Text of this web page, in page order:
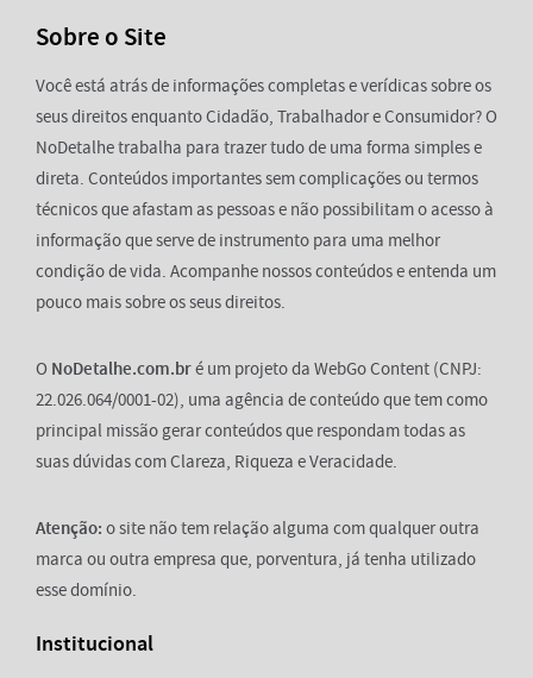
Sobre o Site
Você está atrás de informações completas e verídicas sobre os
seus direitos enquanto Cidadão, Trabalhador e Consumidor? O
NoDetalhe trabalha para trazer tudo de uma forma simples e
direta. Conteúdos importantes sem complicações ou termos
técnicos que afastam as pessoas e não possibilitam o acesso à
informação que serve de instrumento para uma melhor
condição de vida. Acompanhe nossos conteúdos e entenda um
pouco mais sobre os seus direitos.
O NoDetalhe.com.bré um projeto da WebGo Content (CNPJ:
22.026.064/0001-02), uma agência de conteúdo que tem como
principal missão gerar conteúdos que respondam todas as
suas dúvidas com Clareza, Riqueza e Veracidade.
Atenção: o site não tem relação alguma com qualquer outra
marca ou outra empresa que, porventura, já tenha utilizado
esse domínio.
Institucional